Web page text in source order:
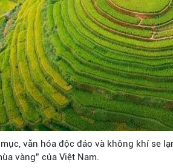
văn hóa độc đáo và không khí se
vàng” của Việt Nam.